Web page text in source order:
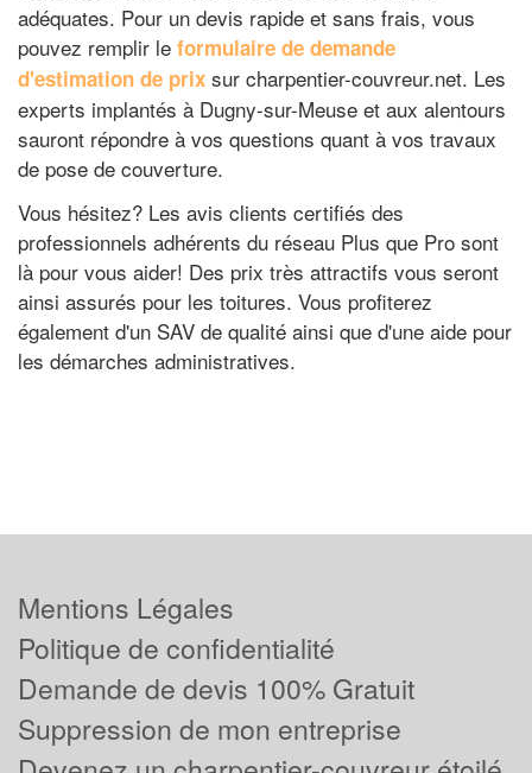
adéquates. Pour un devis rapide et sans frais, vous
pouvez remplir le formulaire de demande
d'estimation de prix sur charpentier-couvreur.net. Les
experts implantés à Dugny-sur-Meuse et aux alentours
sauront répondre à vos questions quant à vos travaux
de pose de couverture.
Vous hésitez? Les avis clients certifiés des
professionnels adhérents du réseau Plus que Pro sont
là pour vous aider! Des prix très attractifs vous seront
ainsi assurés pour les toitures. Vous profiterez
également d'un SAV de qualité ainsi que d'une aide pour
les démarches administratives.
Mentions Légales
Politique de confidentialité
Demande de devis 100% Gratuit
Suppression de mon entreprise